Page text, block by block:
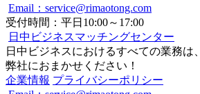
Email：service@rimaotong.com
受付時間：平日10:00～17:00
日中ビジネスマッチングセンター
日中ビジネスにおけるすべての業務は、
弊社におまかせください！
企業情報 プライバシーポリシー